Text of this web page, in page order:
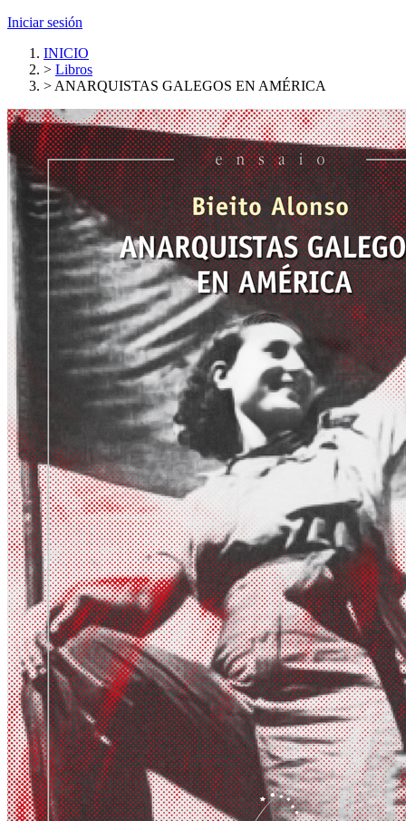
Iniciar sesión
INICIO
> Libros
> ANARQUISTAS GALEGOS EN AMÉRICA